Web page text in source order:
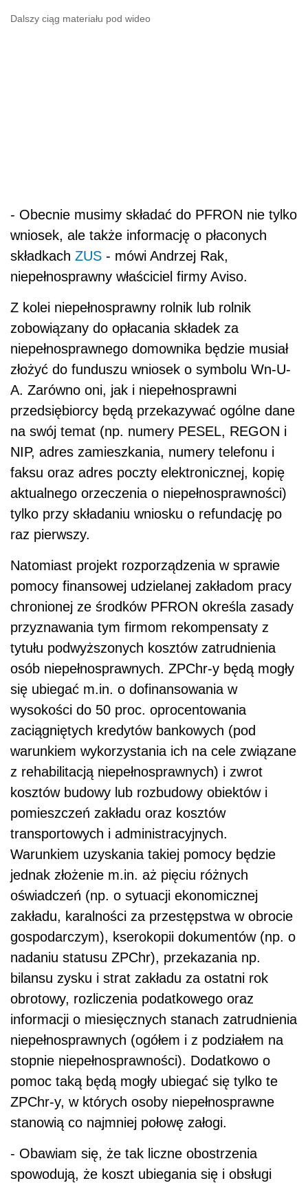
Dalszy ciąg materiału pod wideo
- Obecnie musimy składać do PFRON nie tylko
wniosek, ale także informację o płaconych
składkach ZUS - mówi Andrzej Rak,
niepełnosprawny właściciel firmy Aviso.
Z kolei niepełnosprawny rolnik lub rolnik
zobowiązany do opłacania składek za
niepełnosprawnego domownika będzie musiał
złożyć do funduszu wniosek o symbolu Wn-U-
A. Zarówno oni, jak i niepełnosprawni
przedsiębiorcy będą przekazywać ogólne dane
na swój temat (np. numery PESEL, REGON i
NIP, adres zamieszkania, numery telefonu i
faksu oraz adres poczty elektronicznej, kopię
aktualnego orzeczenia o niepełnosprawności)
tylko przy składaniu wniosku o refundację po
raz pierwszy.
Natomiast projekt rozporządzenia w sprawie
pomocy finansowej udzielanej zakładom pracy
chronionej ze środków PFRON określa zasady
przyznawania tym firmom rekompensaty z
tytułu podwyższonych kosztów zatrudnienia
osób niepełnosprawnych. ZPChr-y będą mogły
się ubiegać m.in. o dofinansowania w
wysokości do 50 proc. oprocentowania
zaciągniętych kredytów bankowych (pod
warunkiem wykorzystania ich na cele związane
z rehabilitacją niepełnosprawnych) i zwrot
kosztów budowy lub rozbudowy obiektów i
pomieszczeń zakładu oraz kosztów
transportowych i administracyjnych.
Warunkiem uzyskania takiej pomocy będzie
jednak złożenie m.in. aż pięciu różnych
oświadczeń (np. o sytuacji ekonomicznej
zakładu, karalności za przestępstwa w obrocie
gospodarczym), kserokopii dokumentów (np. o
nadaniu statusu ZPChr), przekazania np.
bilansu zysku i strat zakładu za ostatni rok
obrotowy, rozliczenia podatkowego oraz
informacji o miesięcznych stanach zatrudnienia
niepełnosprawnych (ogółem i z podziałem na
stopnie niepełnosprawności). Dodatkowo o
pomoc taką będą mogły ubiegać się tylko te
ZPChr-y, w których osoby niepełnosprawne
stanowią co najmniej połowę załogi.
- Obawiam się, że tak liczne obostrzenia
spowodują, że koszt ubiegania się i obsługi